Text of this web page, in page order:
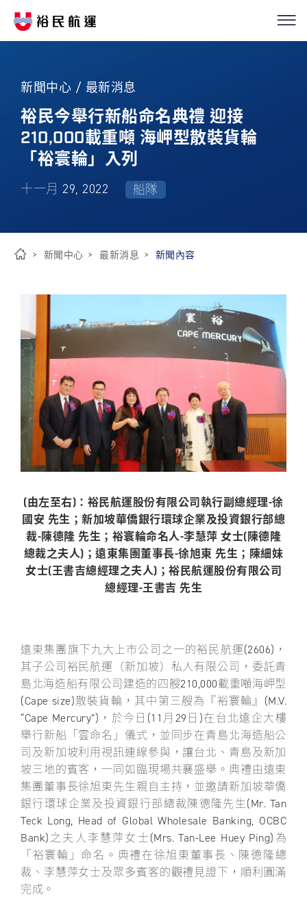
永續經營
優化解決方案
新聞中心
關於裕民
新聞中心 / 最新消息
裕民今舉行新船命名典禮 迎接
210,000載重噸 海岬型散裝貨輪
「裕寰輪」入列
十一月 29, 2022 船隊
新聞中心 最新消息 新聞內容
(由左至右)：裕民航運股份有限公司執行副總經理-徐
國安 先生；新加坡華僑銀行環球企業及投資銀行部總
裁-陳德隆 先生；裕寰輪命名人-李慧萍 女士(陳德隆
總裁之夫人)；遠東集團董事長-徐旭東 先生；陳細妹
女士(王書吉總經理之夫人)；裕民航運股份有限公司
總經理-王書吉 先生
遠東集團旗下九大上市公司之一的裕民航運(2606)，
其子公司裕民航運（新加坡）私人有限公司，委託青
島北海造船有限公司建造的四艘210,000載重噸海岬型
(Cape size)散裝貨輪，其中第三艘為『裕寰輪』(M.V.
“Cape Mercury”)，於今日(11月29日)在台北遠企大樓
舉行新船「雲命名」儀式，並同步在青島北海造船公
司及新加坡利用視訊連線參與，讓台北、青島及新加
坡三地的賓客，一同如臨現場共襄盛舉。典禮由遠東
集團董事長徐旭東先生親自主持，並邀請新加坡華僑
銀行環球企業及投資銀行部總裁陳德隆先生(Mr. Tan
Teck Long, Head of Global Wholesale Banking, OCBC
Bank)之夫人李慧萍女士(Mrs. Tan-Lee Huey Ping)為
「裕寰輪」命名。典禮在徐旭東董事長、陳德隆總
裁、李慧萍女士及眾多賓客的觀禮見證下，順利圓滿
完成。